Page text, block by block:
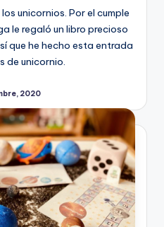
unicornios. Por el cumple
le regaló un libro precioso
que he hecho esta entrada
de unicornio.
2020